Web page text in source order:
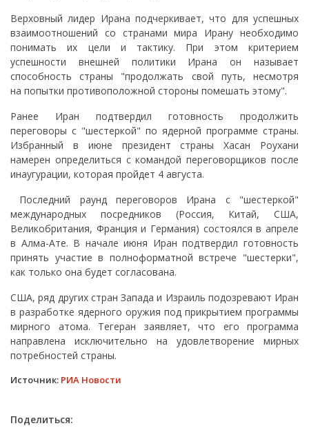
Верховный лидер Ирана подчеркивает, что для успешных
взаимоотношений со странами мира Ирану необходимо
понимать их цели и тактику. При этом критерием
успешности внешней политики Ирана он называет
способность страны "продолжать свой путь, несмотря
на попытки противоположной стороны помешать этому".
Ранее Иран подтвердил готовность продолжить
переговоры с "шестеркой" по ядерной программе страны.
Избранный в июне президент страны Хасан Роухани
намерен определиться с командой переговорщиков после
инаугурации, которая пройдет 4 августа.
Последний раунд переговоров Ирана с "шестеркой"
международных посредников (Россия, Китай, США,
Великобритания, Франция и Германия) состоялся в апреле
в Алма-Ате. В начале июня Иран подтвердил готовность
принять участие в полноформатной встрече "шестерки",
как только она будет согласована.
США, ряд других стран Запада и Израиль подозревают Иран
в разработке ядерного оружия под прикрытием программы
мирного атома. Тегеран заявляет, что его программа
направлена исключительно на удовлетворение мирных
потребностей страны.
Источник: РИА Новости
Поделиться: